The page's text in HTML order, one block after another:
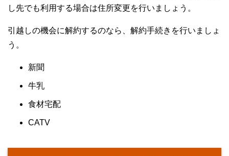
し先でも利用する場合は住所変更を行いましょう。
引越しの機会に解約するのなら、解約手続きを行いましょ
う。
新聞
牛乳
食材宅配
CATV